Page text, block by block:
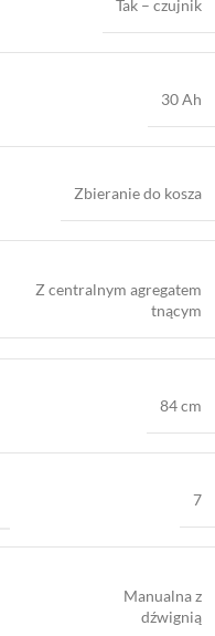
Tak – czujnik
30 Ah
Zbieranie do kosza
Z centralnym agregatem
tnącym
84 cm
7
Manualna z
dźwignią